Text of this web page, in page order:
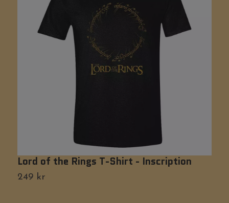
Lord of the Rings T-Shirt - Inscription
249 kr